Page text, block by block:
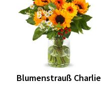
Blumenstrauß Charlie